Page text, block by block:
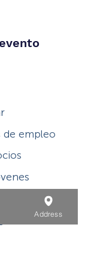
de empleo
Address